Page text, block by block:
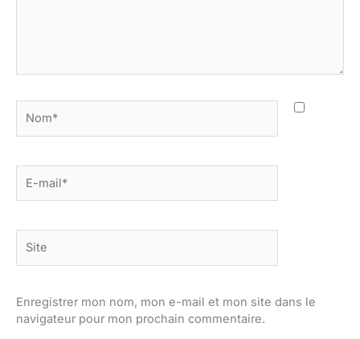
mail*
Enregistrer mon nom, mon e-mail et mon site dans le
navigateur pour mon prochain commentaire.